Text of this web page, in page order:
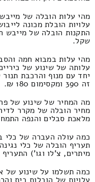
מהי עלות הובלה של
עלויות הובלת מכונה
שקל.
מהי עלות במבוא חמה
עלותה של שינוע של
יחד עם מנוף והרכבת תנור
זה 390 ומקסימום 180 ₪.
מה המחיר של שינוע של
מחיר הובלה של מקרר
מלאכת סבלים והנפה התמחור זה 410 ומקסימום
כמה עולה העברה של כלי
תעריף הובלה של כלי
מיתרים, צ'לו וגו') התעריף הינו 550 ועד
כמה תשלמו על שינוע של